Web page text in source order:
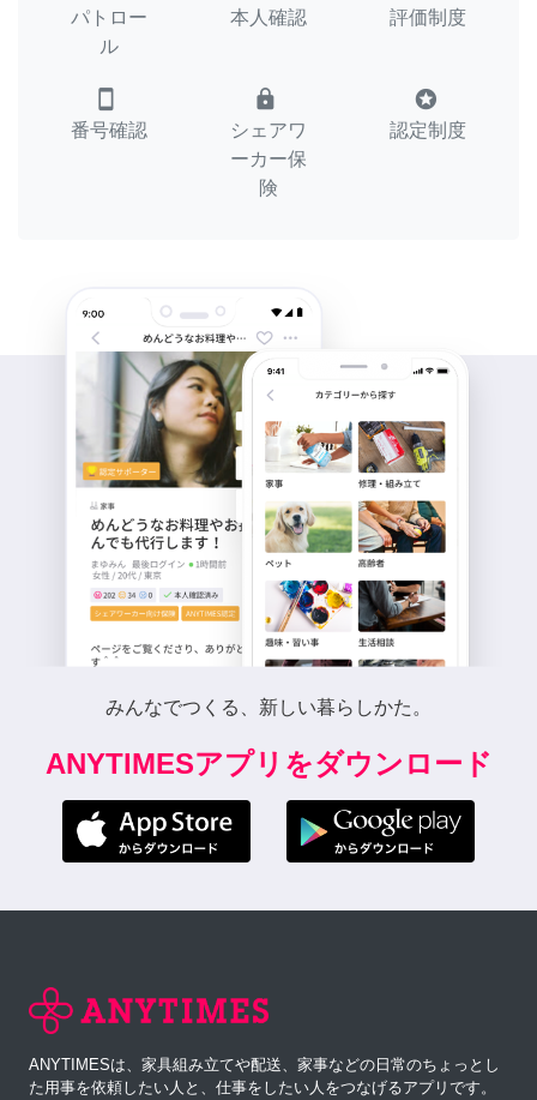
パトロー
ル
本人確認 評価制度
smartphone
番号確認
lock
シェアワ
ーカー保
険
stars
認定制度
みんなでつくる、新しい暮らしかた。
ANYTIMESアプリをダウンロード
ANYTIMESは、家具組み立てや配送、家事などの日常のちょっとし
た用事を依頼したい人と、仕事をしたい人をつなげるアプリです。